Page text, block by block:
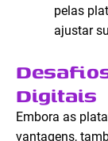
pelas
ajustar
Digitais
Embora as
vantagens,